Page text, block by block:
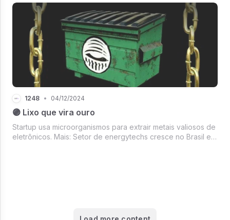
1248 • 04/12/2024
🟣 Lixo que vira ouro
Startup usa microorganismos para extrair metais valiosos de
eletrônicos. Mais: Setor de energytechs cresce no Brasil e